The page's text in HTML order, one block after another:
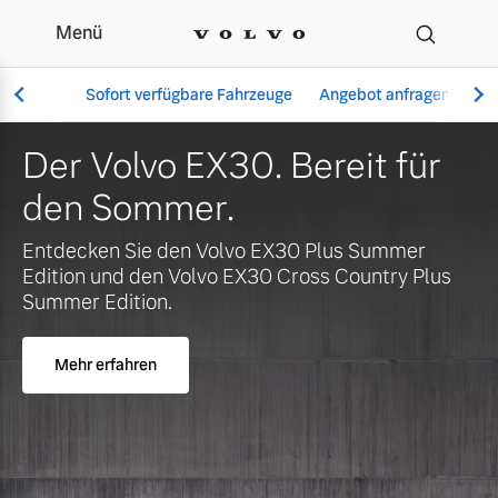
Ihr Volvo Händler in
Menü
Sofort verfügbare Fahrzeuge Angebot anfragen
Vollelektrisch
6 Modelle
Plug-in Hybrid
Geschäftskunden
Unser Team
Volvo EX30. Bereit für
Sommer.
Sie den Volvo EX30 Plus Summer
und den Volvo EX30 Cross Country Plus
Edition.
erfahren